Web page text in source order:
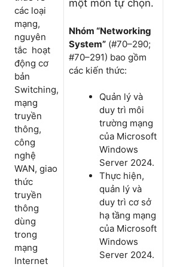
các loại
mạng,
nguyên
tắc hoạt
động cơ
bản
Switching,
mạng
truyền
thông,
công
nghệ
WAN, giao
thức
truyền
thông
dùng
trong
mạng
Internet
một môn tự chọn.
Nhóm “Networking
System” (#70–290;
#70–291) bao gồm
các kiến thức:
Quản lý và
duy trì môi
trường mạng
của Microsoft
Windows
Server 2024.
Thực hiện,
quản lý và
duy trì cơ sở
hạ tầng mạng
của Microsoft
Windows
Server 2024.